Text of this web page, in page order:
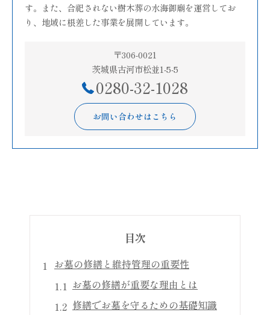
す。また、合祀されない樹木葬の水海御廟を運営してお
り、地域に根差した事業を展開しています。
〒306-0021
茨城県古河市松並1-5-5
0280-32-1028
お問い合わせはこちら
目次
お墓の修繕と維持管理の重要性
お墓の修繕が重要な理由とは
修繕でお墓を守るための基礎知識